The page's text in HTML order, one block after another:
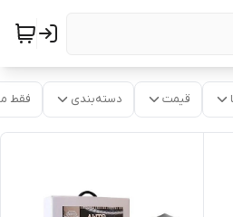
قیمت دسته‌بندی فقط